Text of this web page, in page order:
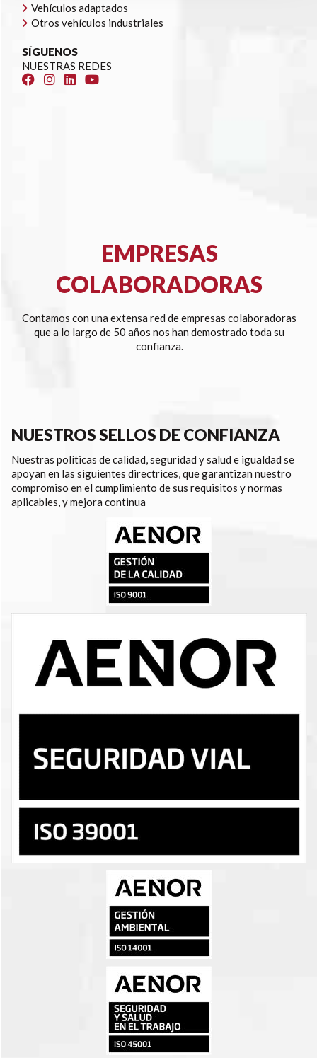
Vehículos adaptados
Otros vehículos industriales
SÍGUENOS
NUESTRAS REDES
EMPRESAS
COLABORADORAS
Contamos con una extensa red de empresas colaboradoras
que a lo largo de 50 años nos han demostrado toda su
confianza.
NUESTROS SELLOS DE CONFIANZA
Nuestras políticas de calidad, seguridad y salud e igualdad se
apoyan en las siguientes directrices, que garantizan nuestro
compromiso en el cumplimiento de sus requisitos y normas
aplicables, y mejora continua